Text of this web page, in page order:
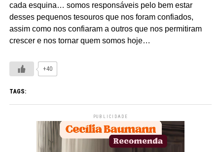
cada esquina… somos responsáveis pelo bem estar
desses pequenos tesouros que nos foram confiados,
assim como nos confiaram a outros que nos permitiram
crescer e nos tornar quem somos hoje…
+40
TAGS:
PUBLICIDADE